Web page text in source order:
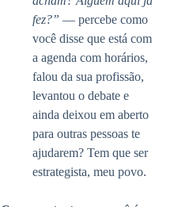
fez?” — percebe como
você disse que está com
a agenda com horários,
falou da sua profissão,
levantou o debate e
ainda deixou em aberto
para outras pessoas te
ajudarem? Tem que ser
estrategista, meu povo.